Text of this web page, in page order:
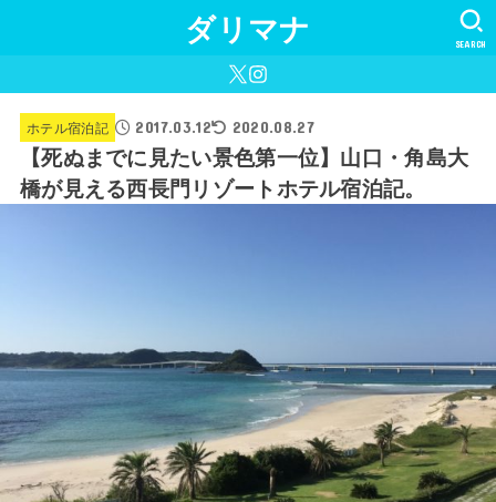
ダリマナ SEARCH
ホテル宿泊記 2017.03.12 2020.08.27
【死ぬまでに見たい景色第一位】山口・角島大
橋が見える西長門リゾートホテル宿泊記。